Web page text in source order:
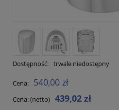
Dostępność: trwale niedostępny
Cena: 540,00 zł
Cena: (netto) 439,02 zł